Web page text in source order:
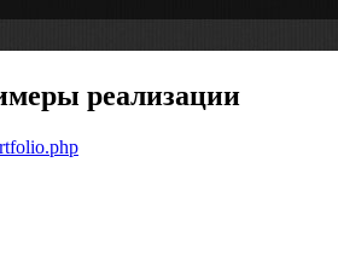
реализации